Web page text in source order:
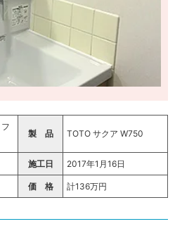
製 品 TOTO サクア W750
施工日 2017年1月16日
価 格 計136万円